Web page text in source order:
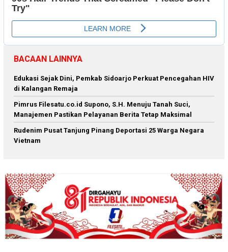
BACAAN LAINNYA
Edukasi Sejak Dini, Pemkab Sidoarjo Perkuat Pencegahan HIV
di Kalangan Remaja
Pimrus Filesatu.co.id Supono, S.H. Menuju Tanah Suci,
Manajemen Pastikan Pelayanan Berita Tetap Maksimal
Rudenim Pusat Tanjung Pinang Deportasi 25 Warga Negara
Vietnam